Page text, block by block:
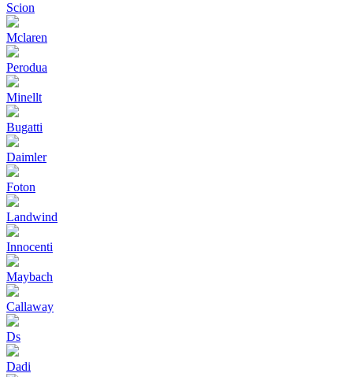
Scion
Mclaren
Perodua
Minellt
Bugatti
Daimler
Foton
Landwind
Innocenti
Maybach
Callaway
Ds
Dadi